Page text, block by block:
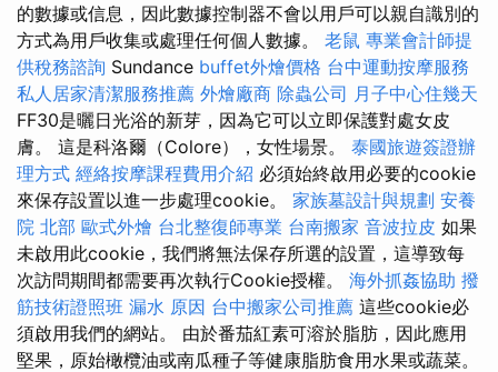
的數據或信息，因此數據控制器不會以用戶可以親自識別的
方式為用戶收集或處理任何個人數據。 老鼠 專業會計師提
供稅務諮詢 Sundance buffet外燴價格 台中運動按摩服務
私人居家清潔服務推薦 外燴廠商 除蟲公司 月子中心住幾天
FF30是曬日光浴的新芽，因為它可以立即保護對處女皮
膚。 這是科洛爾（Colore），女性場景。 泰國旅遊簽證辦
理方式 經絡按摩課程費用介紹 必須始終啟用必要的cookie
來保存設置以進一步處理cookie。 家族墓設計與規劃 安養
院 北部 歐式外燴 台北整復師專業 台南搬家 音波拉皮 如果
未啟用此cookie，我們將無法保存所選的設置，這導致每
次訪問期間都需要再次執行Cookie授權。 海外抓姦協助 撥
筋技術證照班 漏水 原因 台中搬家公司推薦 這些cookie必
須啟用我們的網站。 由於番茄紅素可溶於脂肪，因此應用
堅果，原始橄欖油或南瓜種子等健康脂肪食用水果或蔬菜。